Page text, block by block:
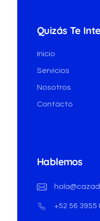
Quizás Te
Inicio
Servicios
Nosotros
Contacto
Hablemos
+52 56 3955